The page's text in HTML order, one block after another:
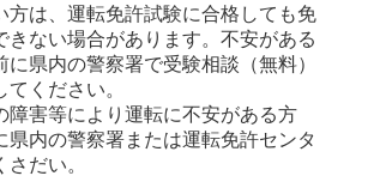
方は、運転免許試験に合格しても免
きない場合があります。不安がある
に県内の警察署で受験相談（無料）
てください。
障害等により運転に不安がある方
県内の警察署または運転免許センタ
だい。